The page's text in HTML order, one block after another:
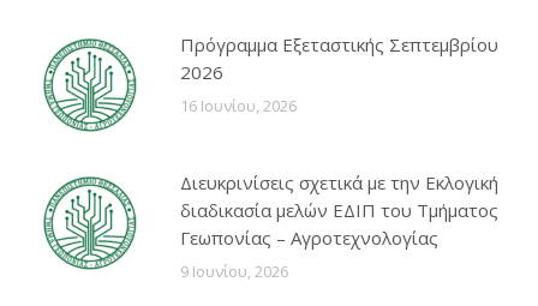
Πρόγραμμα Εξεταστικής Σεπτεμβρίου
2026
16 Ιουνίου, 2026
Διευκρινίσεις σχετικά με την Εκλογική
διαδικασία μελών ΕΔΙΠ του Τμήματος
Γεωπονίας – Αγροτεχνολογίας
9 Ιουνίου, 2026